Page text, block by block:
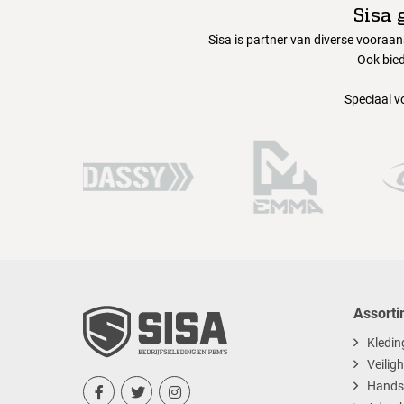
Sisa
Sisa is partner van diverse
Ook
Speciaal
  